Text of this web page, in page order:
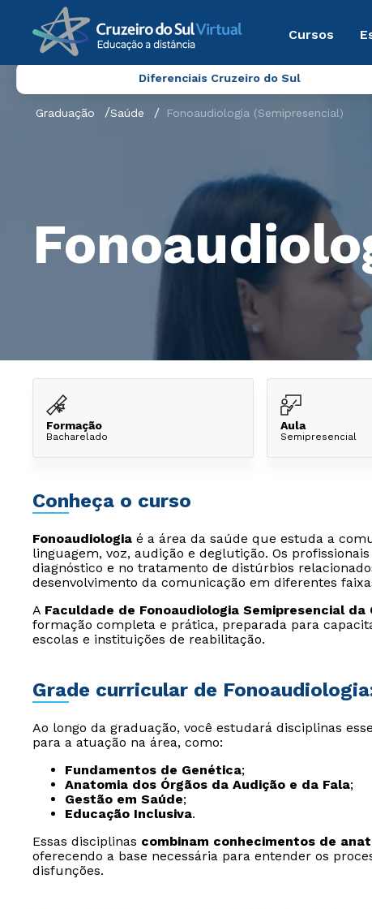
Cursos
Diferenciais Cruzeiro do Sul
Graduação Saúde Fonoaudiologia (Semipresencial)
Formação
Bacharelado
Aula
Semipresencial
Conheça o curso
Fonoaudiologia é a área da saúde que estuda a
linguagem, voz, audição e deglutição. Os
diagnóstico e no tratamento de distúrbios
desenvolvimento da comunicação em diferentes
A Faculdade de Fonoaudiologia Semipresencial
formação completa e prática, preparada para
escolas e instituições de reabilitação.
Grade curricular de
Ao longo da graduação, você estudará disciplinas
para a atuação na área, como:
Fundamentos de Genética;
Anatomia dos Órgãos da Audição e da Fala;
Gestão em Saúde;
Educação Inclusiva.
Essas disciplinas combinam conhecimentos de
oferecendo a base necessária para entender os
disfunções.